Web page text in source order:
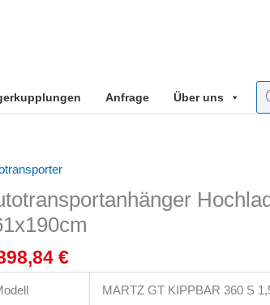
Anfrage Über uns
€
MARTZ GT KIPPBAR 360 S